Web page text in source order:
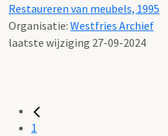
Restaureren van meubels, 1995
Organisatie: Westfries Archief
laatste wijziging 27-09-2024
1